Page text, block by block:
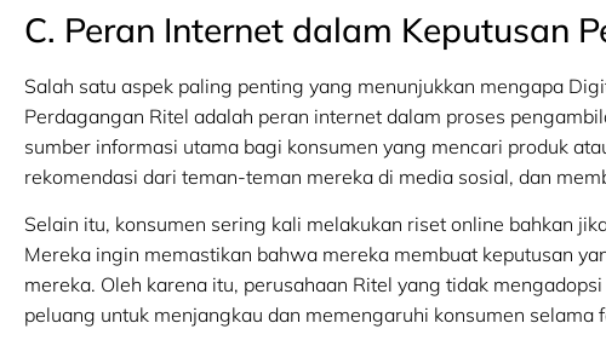
C. Peran Internet dalam Keputusan
Salah satu aspek paling penting yang menunjukkan mengapa
Perdagangan Ritel adalah peran internet dalam proses
sumber informasi utama bagi konsumen yang mencari produk
rekomendasi dari teman-teman mereka di media sosial, dan
Selain itu, konsumen sering kali melakukan riset online bahkan
Mereka ingin memastikan bahwa mereka membuat keputusan
mereka. Oleh karena itu, perusahaan Ritel yang tidak
peluang untuk menjangkau dan memengaruhi konsumen